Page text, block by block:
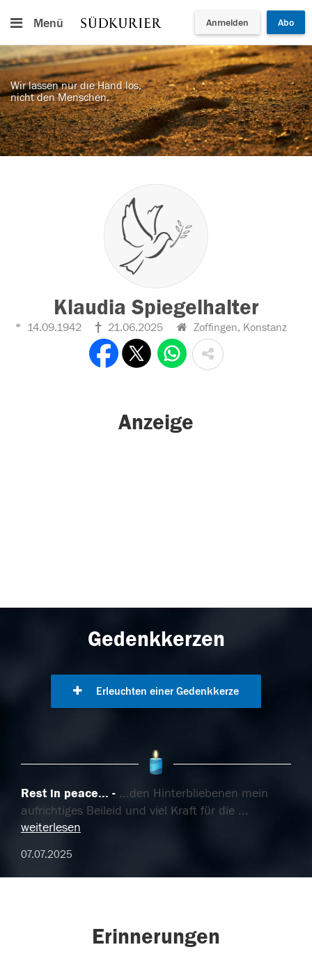
Menü Anmelden Abo
Wir lassen nur die Hand los,
nicht den Menschen.
Klaudia Spiegelhalter
14.09.1942 21.06.2025 Zoffingen, Konstanz
Anzeige
Gedenkkerzen
Erleuchten einer Gedenkkerze
Rest in peace...
...den Hinterbliebenen mein
aufrichtiges Beileid und viel Kraft für die ...
weiterlesen
07.07.2025
Erinnerungen